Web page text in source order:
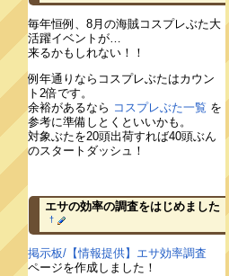
毎年恒例、8月の海賊コスプレぶた大
活躍イベントが…
来るかもしれない！！
例年通りならコスプレぶたはカウン
ト2倍です。
余裕があるなら コスプレぶた一覧 を
参考に準備しとくといいかも。
対象ぶたを20頭出荷すれば40頭ぶん
のスタートダッシュ！
エサの効率の調査をはじめました
†
掲示板/【情報提供】エサ効率調査
ページを作成しました！